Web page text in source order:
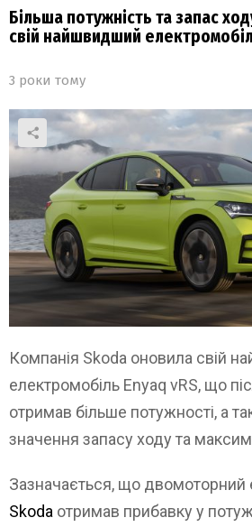
Більша потужність та запас
свій найшвидший
3 роки тому
Компанія Skoda оновила свій
електромобіль Enyaq vRS, що
отримав більше потужності, а
значення запасу ходу та
Зазначається, що двомоторний
Skoda отримав прибавку у